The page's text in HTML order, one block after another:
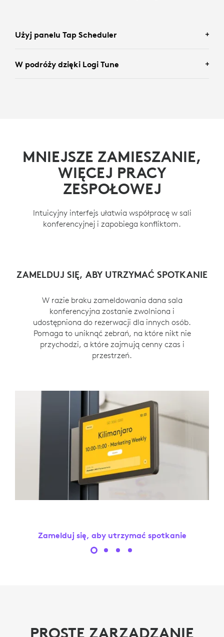
Użyj panelu Tap Scheduler
W podróży dzięki Logi Tune
PRZECZYTAJ WIĘCEJ O APLIKACJI LOGITECH TUNE
ZAMELDUJ SIĘ, ABY UTRZYMAĆ SPOTKANIE
W razie braku zameldowania dana sala
konferencyjna zostanie zwolniona i
udostępniona do rezerwacji dla innych osób.
Pomaga to uniknąć zebrań, na które nikt nie
przychodzi, a które zajmują cenny czas i
przestrzeń.
SPERSONALIZUJ TAPETY
Dostosuj tło Tap Scheduler, aby dopasować go
do stylu swojej przestrzeni.
ZOBACZ NADCHODZĄCE SPOTKANIA
Dzięki dostępnemu w panelu Tap Scheduler
programowi zajęcia sal konferencyjnych
odnalezienie najbliższego dostępnego przedziału
czasowego dla określonej sali jest bardzo proste.
PRZEDŁUŻANIE LUB WCZEŚNIEJSZE
Jeśli potrzebny jest dodatkowy czas na
spotkanie lub jeśli spotkanie kończy się
wcześniej, pracownicy mogą łatwo wprowadzać
zmiany za pomocą panelu Tap Scheduler.
MNIEJSZE ZAMIESZANIE,
WIĘCEJ PRACY
ZESPOŁOWEJ
Intuicyjny interfejs ułatwia współpracę w sali
konferencyjnej i zapobiega konfliktom.
Zamelduj się, aby utrzymać spotkanie